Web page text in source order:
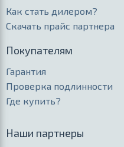
Как стать дилером?
Скачать прайс партнера
Покупателям
Гарантия
Проверка подлинности
Где купить?
Наши партнеры